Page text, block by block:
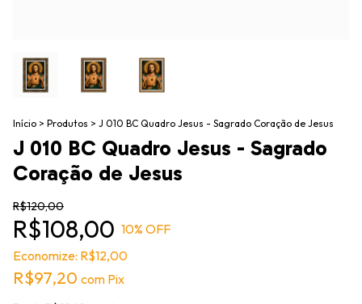
Início > Produtos > J 010 BC Quadro Jesus - Sagrado Coração de Jesus
J 010 BC Quadro Jesus - Sagrado
Coração de Jesus
R$120,00
R$108,00 10% OFF
Economize: R$12,00
R$97,20 com Pix